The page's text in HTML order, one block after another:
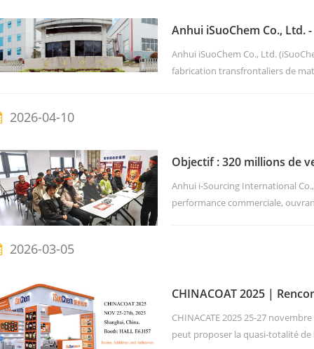
Anhui iSuoChem Co.,
produits chimiques de
Anhui iSuoChem Co., Ltd.
fabrication transfrontaliers de
2026-04-10
Objectif : 320 millions de
Anhui i-Sourcing International
performance commerciale,
2026-03-05
CHINACOAT 2025 |
CHINACATE 2025 25-27
peut proposer la quasi-totalité de